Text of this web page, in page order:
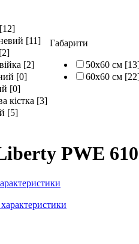
[12]
[11]
[2]
[2]
[0]
[0]
кістка [3]
[5]
Габарити
50х60 см
60х60 см
PWE